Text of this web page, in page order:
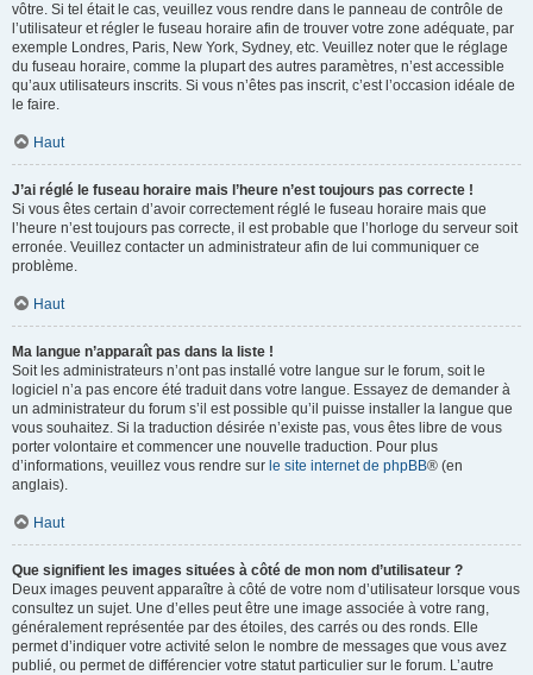
vôtre. Si tel était le cas, veuillez vous rendre dans le panneau de contrôle de
l’utilisateur et régler le fuseau horaire afin de trouver votre zone adéquate, par
exemple Londres, Paris, New York, Sydney, etc. Veuillez noter que le réglage
du fuseau horaire, comme la plupart des autres paramètres, n’est accessible
qu’aux utilisateurs inscrits. Si vous n’êtes pas inscrit, c’est l’occasion idéale de
le faire.
Haut
J’ai réglé le fuseau horaire mais l’heure n’est toujours pas correcte !
Si vous êtes certain d’avoir correctement réglé le fuseau horaire mais que
l’heure n’est toujours pas correcte, il est probable que l’horloge du serveur soit
erronée. Veuillez contacter un administrateur afin de lui communiquer ce
problème.
Haut
Ma langue n’apparaît pas dans la liste !
Soit les administrateurs n’ont pas installé votre langue sur le forum, soit le
logiciel n’a pas encore été traduit dans votre langue. Essayez de demander à
un administrateur du forum s’il est possible qu’il puisse installer la langue que
vous souhaitez. Si la traduction désirée n’existe pas, vous êtes libre de vous
porter volontaire et commencer une nouvelle traduction. Pour plus
d’informations, veuillez vous rendre sur le site internet de phpBB® (en
anglais).
Haut
Que signifient les images situées à côté de mon nom d’utilisateur ?
Deux images peuvent apparaître à côté de votre nom d’utilisateur lorsque vous
consultez un sujet. Une d’elles peut être une image associée à votre rang,
généralement représentée par des étoiles, des carrés ou des ronds. Elle
permet d’indiquer votre activité selon le nombre de messages que vous avez
publié, ou permet de différencier votre statut particulier sur le forum. L’autre